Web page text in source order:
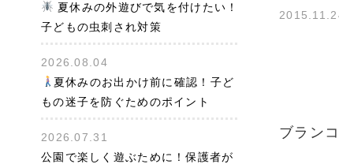
夏休みの外遊びで気を付けたい！
子どもの虫刺され対策
2026.08.04
夏休みのお出かけ前に確認！子ど
もの迷子を防ぐためのポイント
2026.07.31
公園で楽しく遊ぶために！保護者が
ブランコ